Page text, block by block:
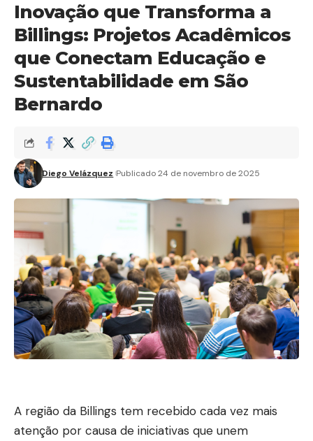
Inovação que Transforma a
Billings: Projetos Acadêmicos
que Conectam Educação e
Sustentabilidade em São
Bernardo
Diego Velázquez Publicado 24 de novembro de 2025
A região da Billings tem recebido cada vez mais
atenção por causa de iniciativas que unem